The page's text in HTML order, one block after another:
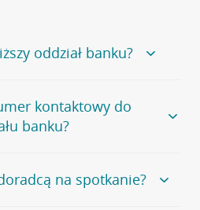
oddział banku?
banku, zapraszamy na
, na której znajduje się
kontaktowy do
banku?
ogólnego numeru
na spotkanie?